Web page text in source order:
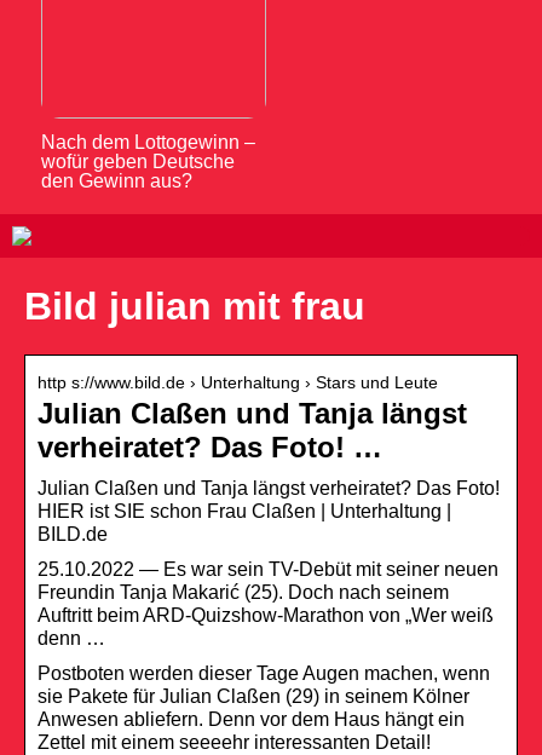
Nach dem Lottogewinn –
wofür geben Deutsche
den Gewinn aus?
Bild julian mit frau
http s://www.bild.de › Unterhaltung › Stars und Leute
Julian Claßen und Tanja längst
verheiratet? Das Foto! …
Julian Claßen und Tanja längst verheiratet? Das Foto!
HIER ist SIE schon Frau Claßen | Unterhaltung |
BILD.de
25.10.2022 — Es war sein TV-Debüt mit seiner neuen
Freundin Tanja Makarić (25). Doch nach seinem
Auftritt beim ARD-Quizshow-Marathon von „Wer weiß
denn …
Postboten werden dieser Tage Augen machen, wenn
sie Pakete für Julian Claßen (29) in seinem Kölner
Anwesen abliefern. Denn vor dem Haus hängt ein
Zettel mit einem seeeehr interessanten Detail!